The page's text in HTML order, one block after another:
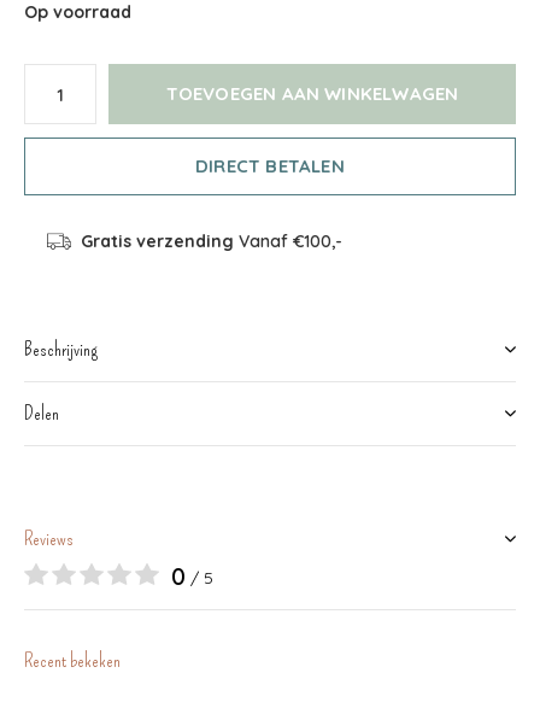
Op voorraad
TOEVOEGEN AAN WINKELWAGEN
DIRECT BETALEN
Gratis verzending Vanaf €100,-
Beschrijving
Delen
Reviews
0 / 5
Recent bekeken